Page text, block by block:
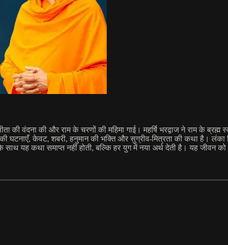
वंदना की और राम के चरणों की महिमा गाई। महर्षि भरद्वाज ने राम के ब्रह्म
घटनाएँ, केवट, शबरी, हनुमान की भक्ति और सुग्रीव-मित्रता की कथा है।
यह कथा समाप्त नहीं होती, बल्कि हर युग में नया अर्थ देती है। यह जीवन